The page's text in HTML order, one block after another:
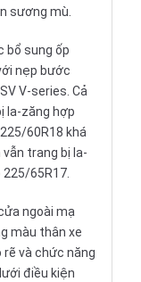
sương mù.
bổ sung ốp
nẹp bước
V-series. Cả
la-zăng hợp
60R18 khá
trang bị la-
65R17.
ngoài mạ
màu thân xe
và chức năng
điều kiện